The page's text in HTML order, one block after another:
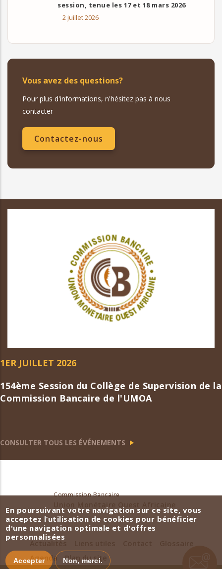
session, tenue les 17 et 18 mars 2026
2 juillet 2026
Vous avez des questions?
Pour plus d'informations, n'hésitez pas à nous
contacter
Contactez-nous
1ER JUILLET 2026
154ème Session du Collège de Supervision de la
Commission Bancaire de l'UMOA
CONSULTER TOUS LES ÉVÉNEMENTS
Commission Bancaire
Agenda
Plan du site
En poursuivant votre navigation sur ce site, vous
acceptez l’utilisation de cookies pour bénéficier
d'une navigation optimale et d'offres
personnalisées
Accepter Non, merci.